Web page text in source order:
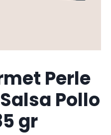
Perle
Pollo
gr